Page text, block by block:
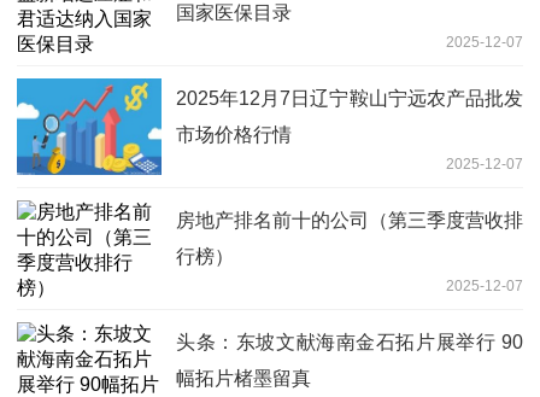
国家医保目录
2025-12-07
2025年12月7日辽宁鞍山宁远农产品批发
市场价格行情
2025-12-07
房地产排名前十的公司（第三季度营收排
行榜）
2025-12-07
头条：东坡文献海南金石拓片展举行 90
幅拓片楮墨留真